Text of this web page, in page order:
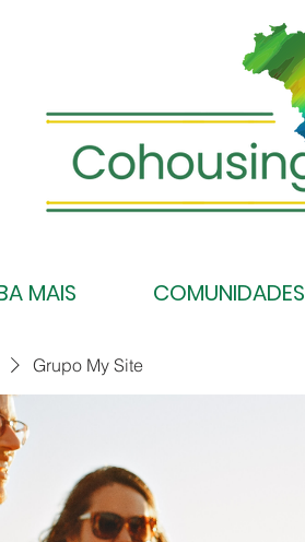
MAIS COMUNIDADES
Grupo My Site